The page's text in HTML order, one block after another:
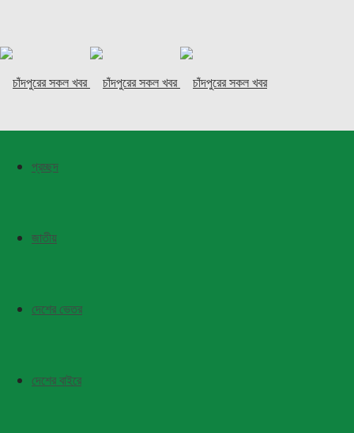
প্রচ্ছদ
জাতীয়
দেশের ভেতর
দেশের বাইরে